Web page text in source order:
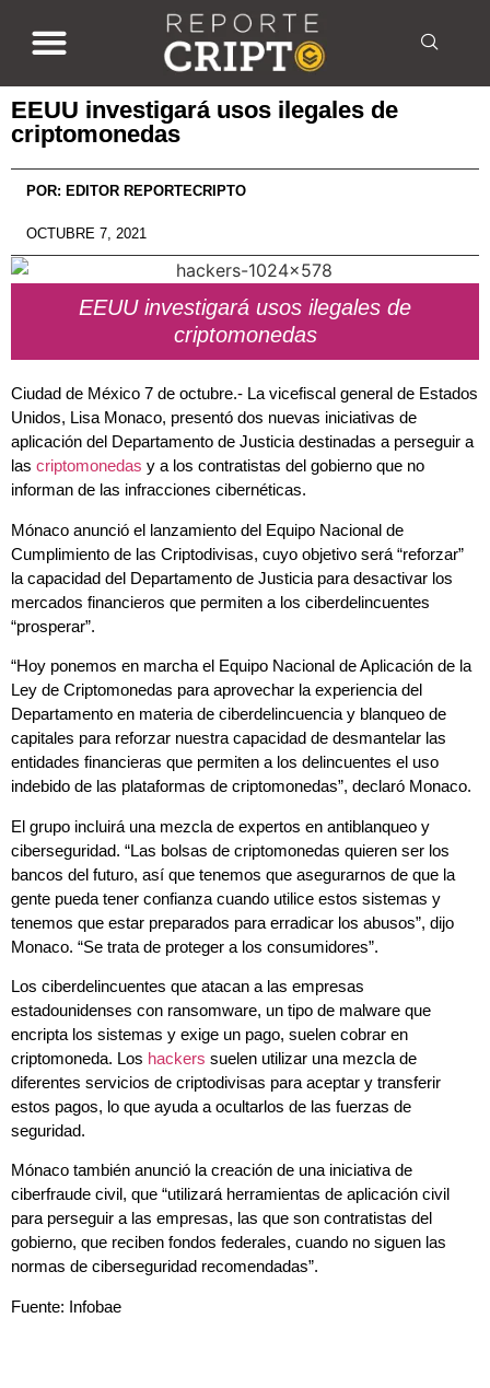
EEUU investigará usos ilegales de
criptomonedas
POR: EDITOR REPORTECRIPTO
OCTUBRE 7, 2021
EEUU investigará usos ilegales de
criptomonedas
Ciudad de México 7 de octubre.- La vicefiscal general de Estados
Unidos, Lisa Monaco, presentó dos nuevas iniciativas de
aplicación del Departamento de Justicia destinadas a perseguir a
las criptomonedas y a los contratistas del gobierno que no
informan de las infracciones cibernéticas.
Mónaco anunció el lanzamiento del Equipo Nacional de
Cumplimiento de las Criptodivisas, cuyo objetivo será “reforzar”
la capacidad del Departamento de Justicia para desactivar los
mercados financieros que permiten a los ciberdelincuentes
“prosperar”.
“Hoy ponemos en marcha el Equipo Nacional de Aplicación de la
Ley de Criptomonedas para aprovechar la experiencia del
Departamento en materia de ciberdelincuencia y blanqueo de
capitales para reforzar nuestra capacidad de desmantelar las
entidades financieras que permiten a los delincuentes el uso
indebido de las plataformas de criptomonedas”, declaró Monaco.
El grupo incluirá una mezcla de expertos en antiblanqueo y
ciberseguridad. “Las bolsas de criptomonedas quieren ser los
bancos del futuro, así que tenemos que asegurarnos de que la
gente pueda tener confianza cuando utilice estos sistemas y
tenemos que estar preparados para erradicar los abusos”, dijo
Monaco. “Se trata de proteger a los consumidores”.
Los ciberdelincuentes que atacan a las empresas
estadounidenses con ransomware, un tipo de malware que
encripta los sistemas y exige un pago, suelen cobrar en
criptomoneda. Los hackers suelen utilizar una mezcla de
diferentes servicios de criptodivisas para aceptar y transferir
estos pagos, lo que ayuda a ocultarlos de las fuerzas de
seguridad.
Mónaco también anunció la creación de una iniciativa de
ciberfraude civil, que “utilizará herramientas de aplicación civil
para perseguir a las empresas, las que son contratistas del
gobierno, que reciben fondos federales, cuando no siguen las
normas de ciberseguridad recomendadas”.
Fuente: Infobae